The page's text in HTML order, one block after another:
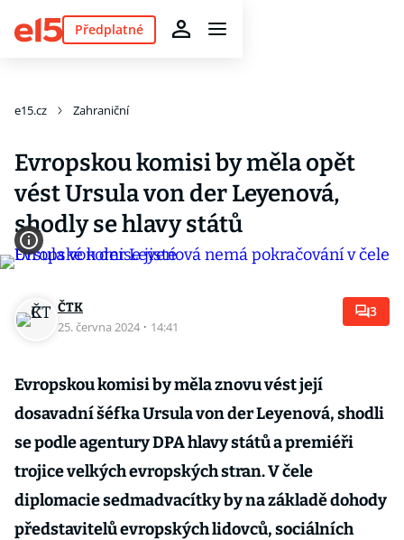
Předplatné
e15.cz Zahraniční
Evropskou komisi by měla opět
vést Ursula von der Leyenová,
shodly se hlavy států
ČTK
25. června 2024 · 14:41
3
Evropskou komisi by měla znovu vést její
dosavadní šéfka Ursula von der Leyenová, shodli
se podle agentury DPA hlavy států a premiéři
trojice velkých evropských stran. V čele
diplomacie sedmadvacítky by na základě dohody
představitelů evropských lidovců, sociálních